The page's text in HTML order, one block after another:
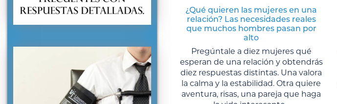
¿Qué quieren las mujeres en una
relación? Las necesidades reales
que muchos hombres pasan por
alto
Pregúntale a diez mujeres qué
esperan de una relación y obtendrás
diez respuestas distintas. Una valora
la calma y la estabilidad. Otra quiere
aventura, risas, una pareja que haga